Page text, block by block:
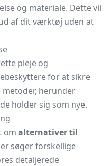
og materiale. Dette vil
af dit værktøj uden at
pleje og
for at sikre
herunder
holder sig som nye.
om alternativer til
søger forskellige
detaljerede